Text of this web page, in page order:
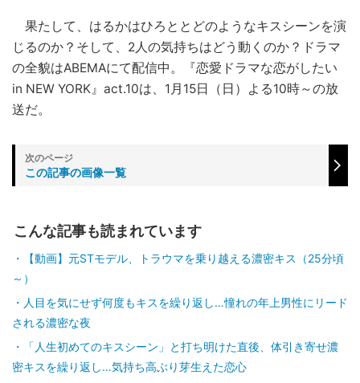
果たして、はるかはひろととどのようなキスシーンを演
じるのか？そして、2人の気持ちはどう動くのか？ドラマ
の全貌はABEMAにて配信中。『恋愛ドラマな恋がしたい
in NEW YORK』act.10は、1月15日（日）よる10時～の放
送だ。
この記事の画像一覧
こんな記事も読まれています
【動画】元STモデル、トラウマを乗り越える濃密キス（25分頃
～）
人目を気にせず何度もキスを繰り返し…憧れの年上男性にリード
される濃密な夜
「人生初めてのキスシーン」と打ち明けた直後、体引き寄せ濃
密キスを繰り返し…気持ち高ぶり芽生えた恋心